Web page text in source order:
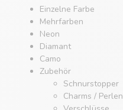
Einzelne Farbe
Mehrfarben
Neon
Diamant
Camo
Zubehör
Schnurstopper
Charms / Perlen